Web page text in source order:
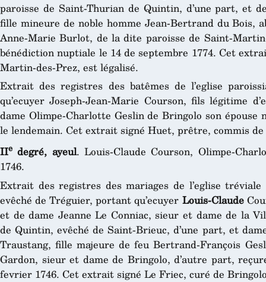
paroisse de Saint-Thurian de Quintin, d’une part, et
fille mineure de noble homme Jean-Bertrand du Bois,
Anne-Marie Burlot, de la dite paroisse de Saint-
bénédiction nuptiale le 14 de septembre 1774. Cet
Martin-des-Prez, est légalisé.
Extrait des registres des batêmes de l’eglise
qu’ecuyer Joseph-Jean-Marie Courson, fils légitime
dame Olimpe-Charlotte Geslin de Bringolo son
le lendemain. Cet extrait signé Huet, prêtre, commis
IIe degré, ayeul. Louis-Claude Courson, Olimpe-
1746.
Extrait des registres des mariages de l’eglise
evêché de Tréguier, portant qu’ecuyer Louis-Claude
et de dame Jeanne Le Conniac, sieur et dame de la
de Quintin, evêché de Saint-Brieuc, d’une part, et
Traustang, fille majeure de feu Bertrand-François
Gardon, sieur et dame de Bringolo, d’autre part,
fevrier 1746. Cet extrait signé Le Friec, curé de